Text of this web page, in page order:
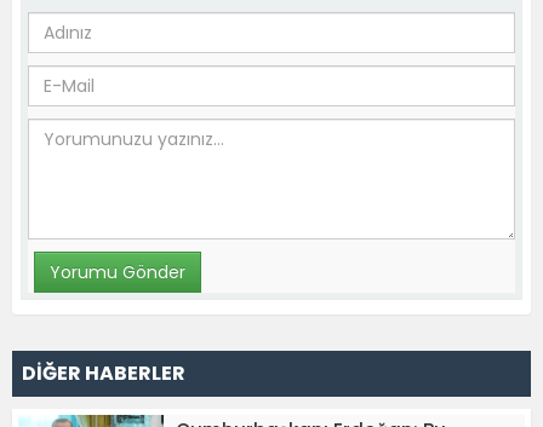
DİĞER HABERLER